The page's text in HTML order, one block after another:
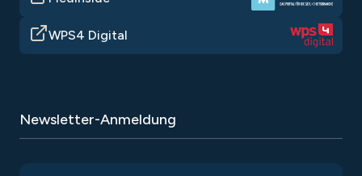
WPS4 Digital
Newsletter-Anmeldung